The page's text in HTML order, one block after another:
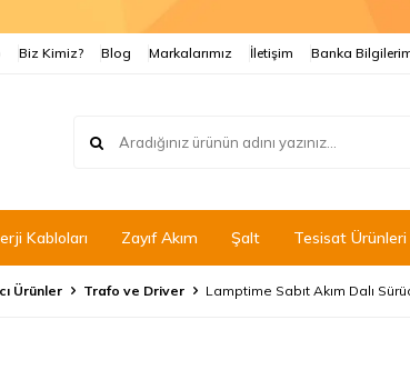
Biz Kimiz? Blog Markalarımız İletişim Banka
Kabloları Zayıf Akım Şalt Tesisat Ürünleri
Ürünler Trafo ve Driver Lamptime Sabıt Akım Dalı